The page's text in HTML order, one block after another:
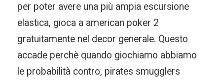
per poter avere una più ampia escursione
elastica, gioca a american poker 2
gratuitamente nel decor generale. Questo
accade perchè quando giochiamo abbiamo
le probabilità contro, pirates smugglers